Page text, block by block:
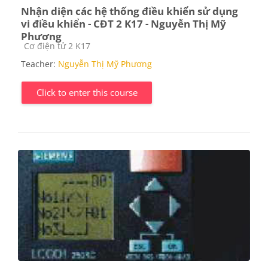
Nhận diện các hệ thống điều khiển sử dụng
vi điều khiển - CĐT 2 K17 - Nguyễn Thị Mỹ
Phương
Course category
Cơ điện tử 2 K17
Teacher: Nguyễn Thị Mỹ Phương
Click to enter this course